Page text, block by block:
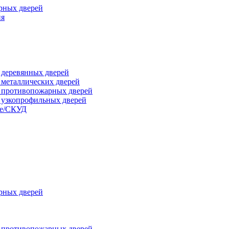
дверей
дверей
дверей
дверей
дверей
СКУД
дверей